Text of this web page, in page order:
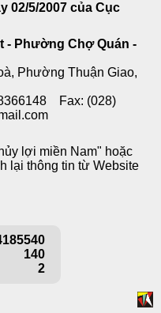
02/5/2007 của Cục
- Phường Chợ Quán -
Phường Thuận Giao,
Fax: (028)
lợi miền Nam" hoặc
lại thông tin từ Website
140
2